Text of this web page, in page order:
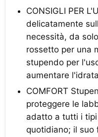
CONSIGLI PER
delicatamente
necessità, da
rossetto per una
stupendo per
aumentare
COMFORT
proteggere le
adatto a tutti i
quotidiano; il suo